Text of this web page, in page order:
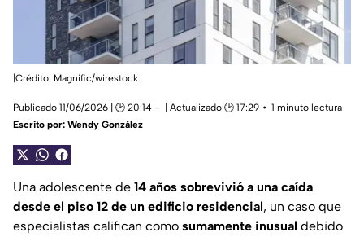
|Crédito: Magnific/wirestock
Publicado 11/06/2026 | 🕑 20:14 | Actualizado 🕑 17:29
1 minuto lectura
Escrito por: Wendy González
Una adolescente de 14 años sobrevivió a una caída
desde el piso 12 de un edificio residencial, un caso que
especialistas califican como sumamente inusual debido